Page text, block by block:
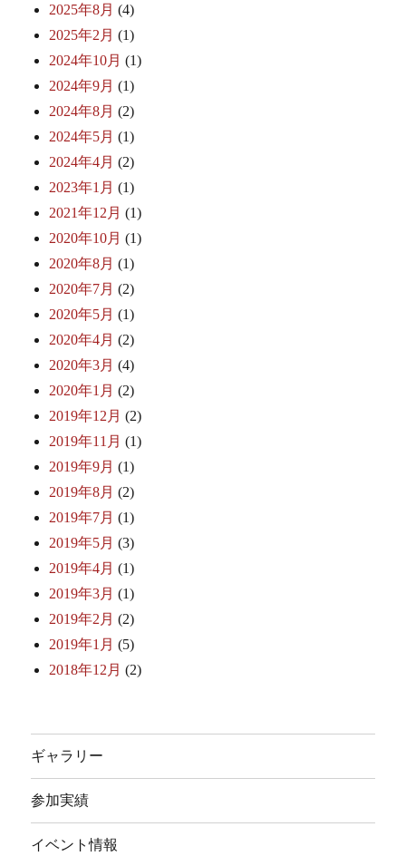
2025年8月 (4)
2025年2月 (1)
2024年10月 (1)
2024年9月 (1)
2024年8月 (2)
2024年5月 (1)
2024年4月 (2)
2023年1月 (1)
2021年12月 (1)
2020年10月 (1)
2020年8月 (1)
2020年7月 (2)
2020年5月 (1)
2020年4月 (2)
2020年3月 (4)
2020年1月 (2)
2019年12月 (2)
2019年11月 (1)
2019年9月 (1)
2019年8月 (2)
2019年7月 (1)
2019年5月 (3)
2019年4月 (1)
2019年3月 (1)
2019年2月 (2)
2019年1月 (5)
2018年12月 (2)
ギャラリー
参加実績
イベント情報